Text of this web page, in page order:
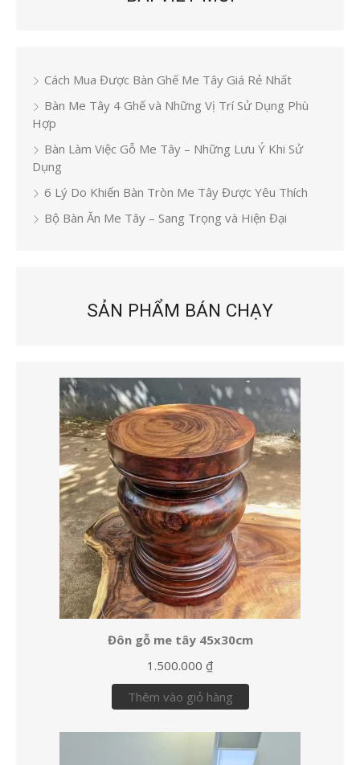
Cách Mua Được Bàn Ghế Me Tây Giá Rẻ Nhất
Bàn Me Tây 4 Ghế và Những Vị Trí Sử Dụng Phù
Hợp
Bàn Làm Việc Gỗ Me Tây – Những Lưu Ý Khi Sử
Dụng
6 Lý Do Khiến Bàn Tròn Me Tây Được Yêu Thích
Bộ Bàn Ăn Me Tây – Sang Trọng và Hiện Đại
SẢN PHẨM BÁN CHẠY
Đôn gỗ me tây 45x30cm
1.500.000 ₫
Thêm vào giỏ hàng